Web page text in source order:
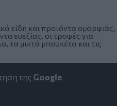
είδη και προϊόντα ομορφιάς,
ευεξίας, οι τροφές για
τα μικτά μπουκέτα και τις
της Google